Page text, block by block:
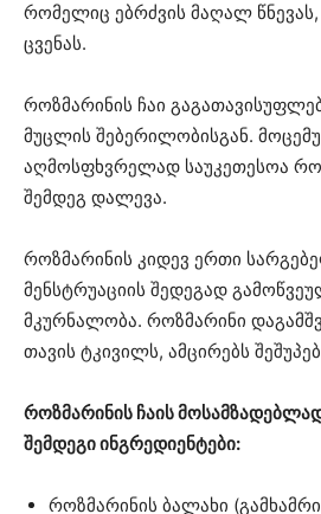
რომელიც ებრძვის მაღალ წნევას,
ცვენას.
როზმარინის ჩაი
მუცლის შებერილობისგან.
აღმოსფხვრელად საუკეთესოა
შემდეგ დალევა.
როზმარინის კიდევ ერთი
მენსტრუაციის შედეგად
მკურნალობა. როზმარინი
თავის ტკივილს, ამცირებს
როზმარინის ჩაის
შემდეგი ინგრედიენტები:
როზმარინის ბალახი